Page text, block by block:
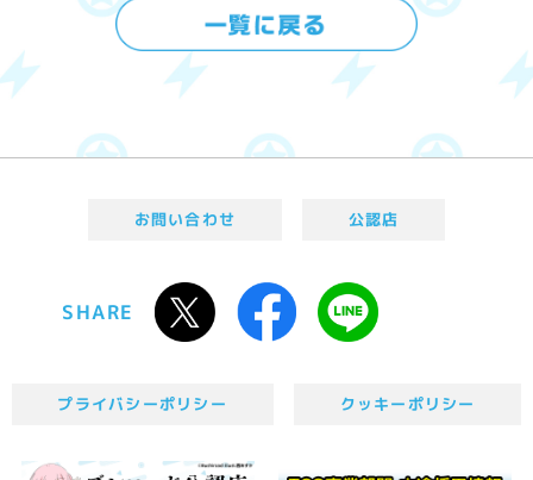
お問い合わせ 公認店
SHARE
プライバシーポリシー クッキーポリシー